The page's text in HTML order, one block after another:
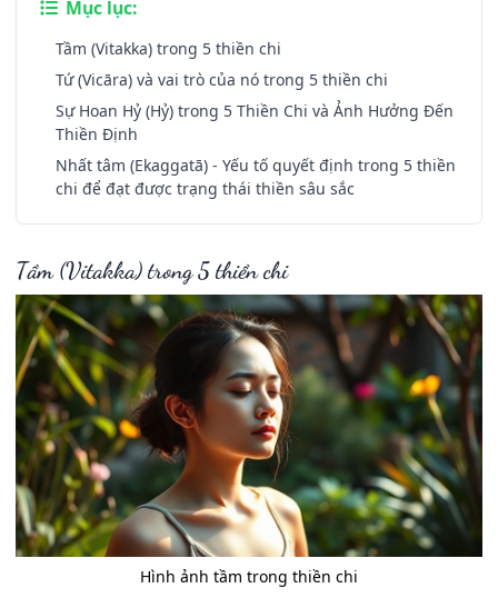
Mục lục:
Tầm (Vitakka) trong 5 thiền chi
Tứ (Vicāra) và vai trò của nó trong 5 thiền chi
Sự Hoan Hỷ (Hỷ) trong 5 Thiền Chi và Ảnh Hưởng Đến
Thiền Định
Nhất tâm (Ekaggatā) - Yếu tố quyết định trong 5 thiền
chi để đạt được trạng thái thiền sâu sắc
Tầm (Vitakka) trong 5 thiền chi
Hình ảnh tầm trong thiền chi